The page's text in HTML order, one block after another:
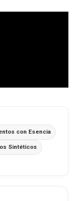
con Esencia
Sintéticos